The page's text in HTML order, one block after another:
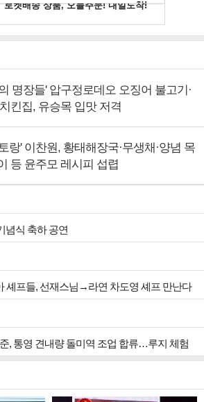
명장들' 압구정로데오 오징어 불고기·
킨집, 유승목 입맛 저격
랑' 이찬원, 황태해장국·무생채·양념 목
등 윤주모 레시피 섭렵
념식 축하 공연
셰프들, 선재스님→라연 차도영 셰프 만난다
, 통영 견내량 돌미역 조업 합류…루지 체험